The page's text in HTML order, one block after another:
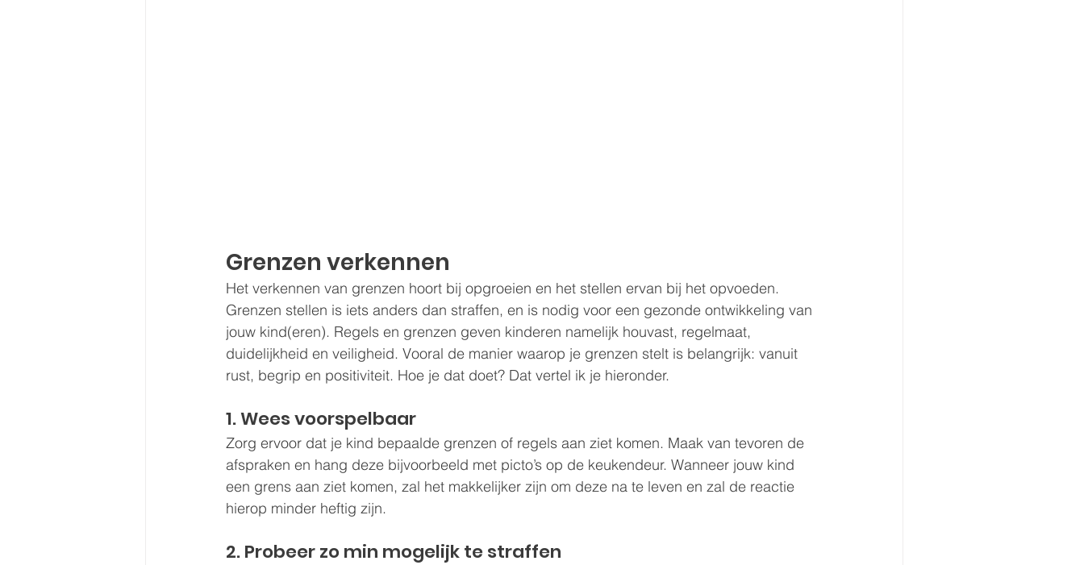
Grenzen verkennen
Het verkennen van grenzen hoort bij opgroeien en het stellen ervan bij het opvoeden.
Grenzen stellen is iets anders dan straffen, en is nodig voor een gezonde ontwikkeling van
jouw kind(eren). Regels en grenzen geven kinderen namelijk houvast, regelmaat,
duidelijkheid en veiligheid. Vooral de manier waarop je grenzen stelt is belangrijk: vanuit
rust, begrip en positiviteit. Hoe je dat doet? Dat vertel ik je hieronder.
1. Wees voorspelbaar
Zorg ervoor dat je kind bepaalde grenzen of regels aan ziet komen. Maak van tevoren de
afspraken en hang deze bijvoorbeeld met picto’s op de keukendeur. Wanneer jouw kind
een grens aan ziet komen, zal het makkelijker zijn om deze na te leven en zal de reactie
hierop minder heftig zijn.
2. Probeer zo min mogelijk te straffen